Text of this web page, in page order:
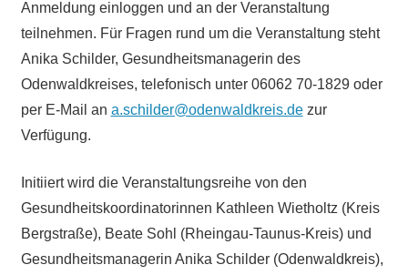
Anmeldung einloggen und an der Veranstaltung
teilnehmen. Für Fragen rund um die Veranstaltung steht
Anika Schilder, Gesundheitsmanagerin des
Odenwaldkreises, telefonisch unter 06062 70-1829 oder
per E-Mail an a.schilder@odenwaldkreis.dezur
Verfügung.
Initiiert wird die Veranstaltungsreihe von den
Gesundheitskoordinatorinnen Kathleen Wietholtz (Kreis
Bergstraße), Beate Sohl (Rheingau-Taunus-Kreis) und
Gesundheitsmanagerin Anika Schilder (Odenwaldkreis),